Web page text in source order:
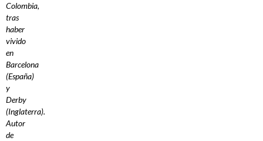
Colombia,
tras
haber
vivido
en
Barcelona
(España)
y
Derby
(Inglaterra).
Autor
de